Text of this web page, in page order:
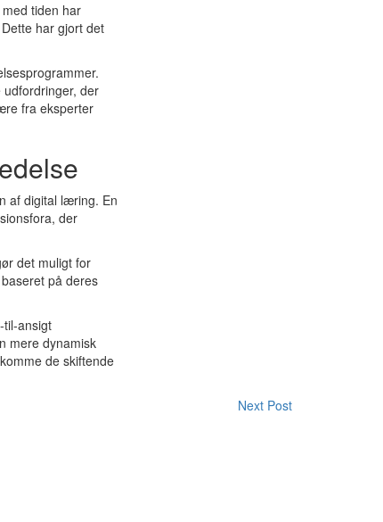
tiden har
har gjort det
der
fra eksperter
af digital læring. En
der
det muligt for
på deres
til-ansigt
mere dynamisk
de skiftende
Next Post